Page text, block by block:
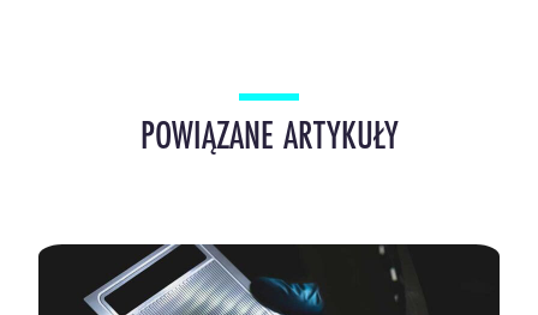
POWIĄZANE ARTYKUŁY